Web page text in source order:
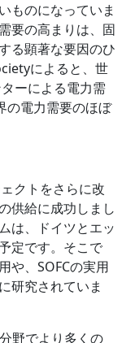
ものになっていま
要の高まりは、固
る顕著な要因のひ
によると、世
ーによる電力需
の電力需要のほぼ
クトをさらに改
供給に成功しまし
は、ドイツとエッ
定です。そこで
や、SOFCの実用
研究されていま
野でより多くの